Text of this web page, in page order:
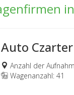
Auto Czarter
Anzahl der
Wagenanzahl: 41